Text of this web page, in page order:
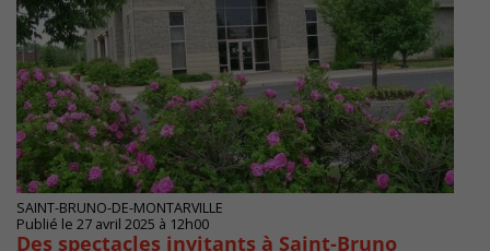
SAINT-BRUNO-DE-MONTARVILLE
Publié le 27 avril 2025 à 12h00
Des spectacles invitants à Saint-Bruno